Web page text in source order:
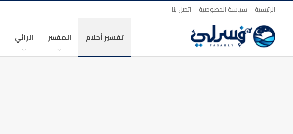
الرئيسية سياسة الخصوصية اتصل بنا
تفسير أحلام المفسر الرائي